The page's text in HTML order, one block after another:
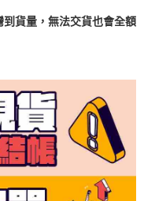
貨量，無法交貨也會全額